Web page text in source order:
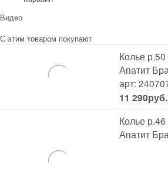
Видео
С этим товаром покупают
Колье
Апатит
арт:
11 290руб.
Колье
Апатит